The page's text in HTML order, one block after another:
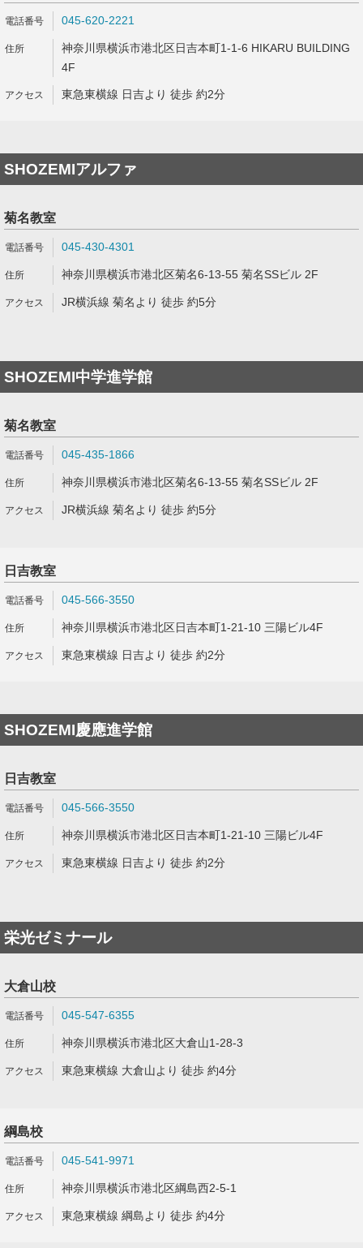
045-620-2221
神奈川県横浜市港北区日吉本町1-1-6 HIKARU BUILDING
4F
東急東横線 日吉より 徒歩 約2分
SHOZEMIアルファ
菊名教室
045-430-4301
神奈川県横浜市港北区菊名6-13-55 菊名SSビル 2F
JR横浜線 菊名より 徒歩 約5分
SHOZEMI中学進学館
菊名教室
045-435-1866
神奈川県横浜市港北区菊名6-13-55 菊名SSビル 2F
JR横浜線 菊名より 徒歩 約5分
日吉教室
045-566-3550
神奈川県横浜市港北区日吉本町1-21-10 三陽ビル4F
東急東横線 日吉より 徒歩 約2分
SHOZEMI慶應進学館
日吉教室
045-566-3550
神奈川県横浜市港北区日吉本町1-21-10 三陽ビル4F
東急東横線 日吉より 徒歩 約2分
栄光ゼミナール
大倉山校
045-547-6355
神奈川県横浜市港北区大倉山1-28-3
東急東横線 大倉山より 徒歩 約4分
綱島校
045-541-9971
神奈川県横浜市港北区綱島西2-5-1
東急東横線 綱島より 徒歩 約4分